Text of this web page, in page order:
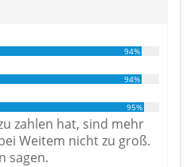
94%
94%
95%
zahlen hat, sind mehr
Weitem nicht zu groß.
sagen.